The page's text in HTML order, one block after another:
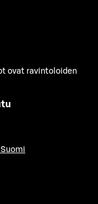
ovat ravintoloiden